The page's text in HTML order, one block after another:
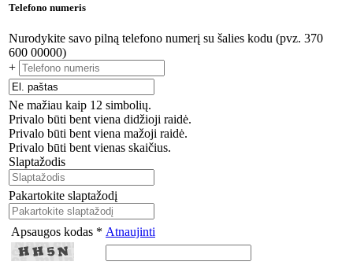
Telefono numeris
Nurodykite savo pilną telefono numerį su šalies kodu (pvz. 370
600 00000)
+
Ne mažiau kaip 12 simbolių.
Privalo būti bent viena didžioji raidė.
Privalo būti bent viena mažoji raidė.
Privalo būti bent vienas skaičius.
Slaptažodis
Pakartokite slaptažodį
Apsaugos kodas * Atnaujinti